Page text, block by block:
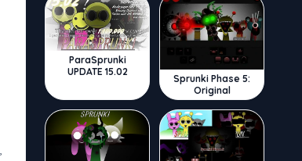
ParaSprunki
UPDATE 15.02
Sprunki Phase 5:
Original